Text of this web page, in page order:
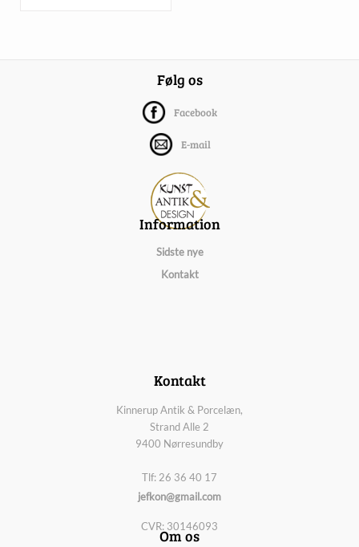
Følg os
Facebook
E-mail
Information
Sidste nye
Kontakt
Kontakt
Kinnerup Antik & Porcelæn,
Strand Alle 2
9400 Nørresundby
Tlf: 26 36 40 17
jefkon@gmail.com
CVR: 30146093
Om os